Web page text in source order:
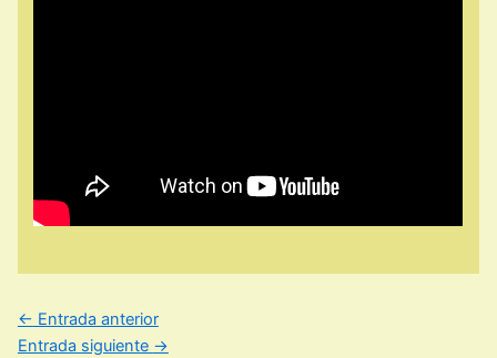
← Entrada anterior
Entrada siguiente →